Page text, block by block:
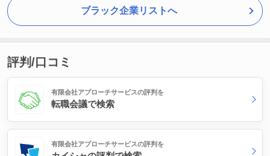
ブラック企業リストへ
評判/口コミ
有限会社アプローチサービスの評判を
転職会議で検索
有限会社アプローチサービスの評判を